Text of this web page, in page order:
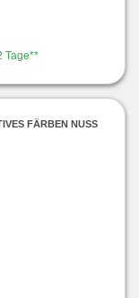
Tage**
FÄRBEN NUSS